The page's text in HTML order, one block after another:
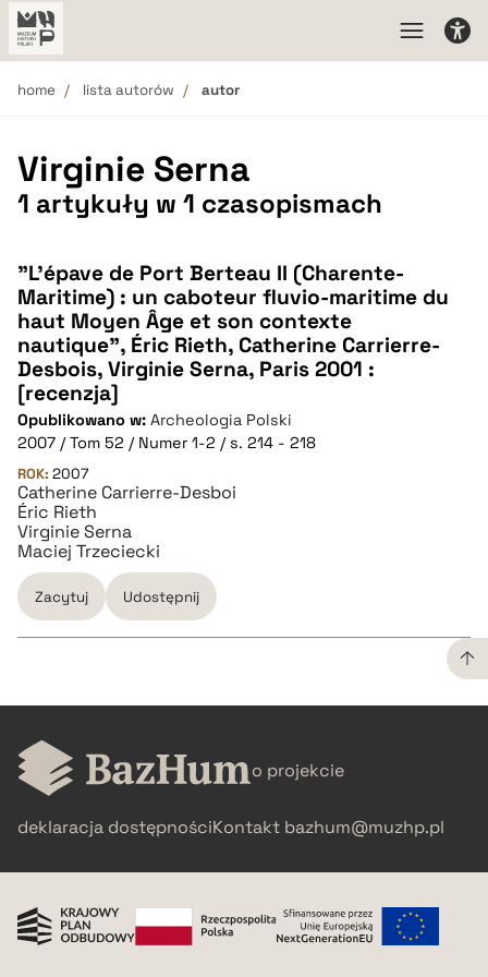
home lista autorów autor
Virginie Serna
1 artykuły w 1 czasopismach
"L'épave de Port Berteau II (Charente-
Maritime) : un caboteur fluvio-maritime du
haut Moyen Âge et son contexte
nautique", Éric Rieth, Catherine Carrierre-
Desbois, Virginie Serna, Paris 2001 :
[recenzja]
Opublikowano w: Archeologia Polski
2007 / Tom 52 / Numer 1-2 / s. 214 - 218
ROK: 2007
Catherine Carrierre-Desboi
Éric Rieth
Virginie Serna
Maciej Trzeciecki
Zacytuj Udostępnij
CZYSTY TEKST
pobierz cytat
BIBTEX
o projekcie
deklaracja dostępnościKontakt bazhum@muzhp.pl